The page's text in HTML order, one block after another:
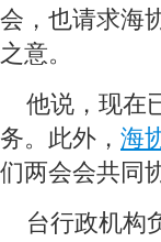
会，也请求海
之意。
他说，现在
务。此外， 海
们两会会共同
台行政机构